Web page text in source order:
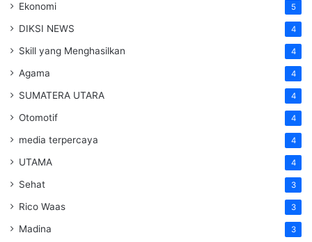
Ekonomi 5
DIKSI NEWS 4
Skill yang Menghasilkan 4
Agama 4
SUMATERA UTARA 4
Otomotif 4
media terpercaya 4
UTAMA 4
Sehat 3
Rico Waas 3
Madina 3